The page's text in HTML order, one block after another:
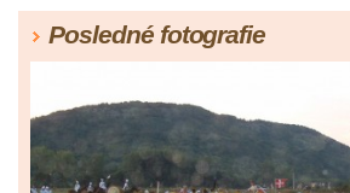
Posledné fotografie